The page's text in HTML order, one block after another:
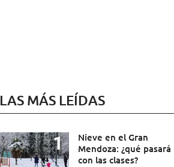
LAS MÁS LEÍDAS
Nieve en el Gran
Mendoza: ¿qué pasará
con las clases?